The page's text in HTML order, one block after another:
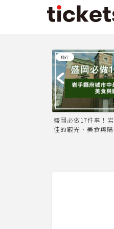
岡必做17件事！岩手縣府城市中最
的觀光、美食與購物